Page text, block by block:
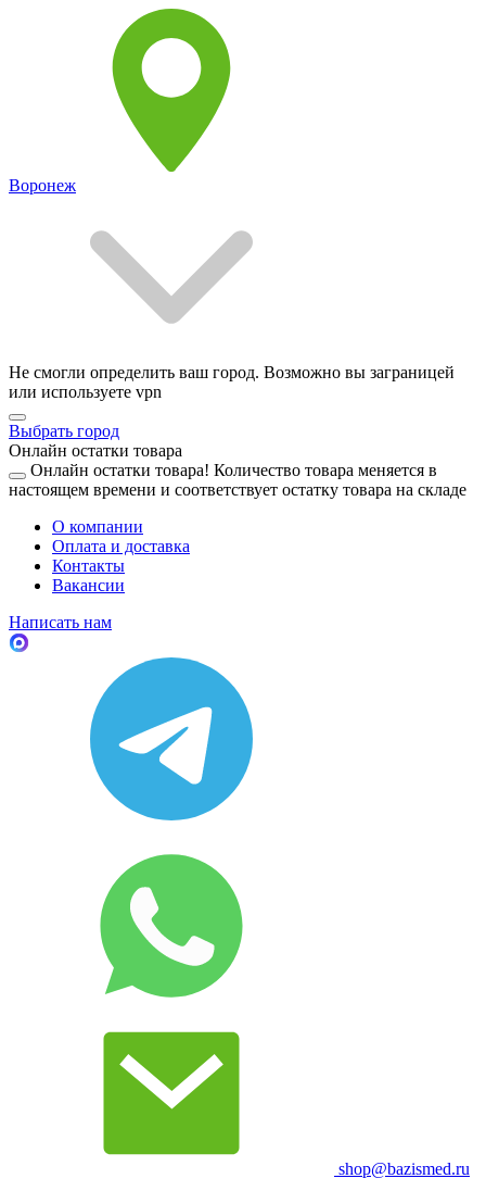
Воронеж
Не смогли определить ваш город. Возможно вы заграницей
или используете vpn
Выбрать город
Онлайн остатки товара
Онлайн остатки товара! Количество товара меняется в
настоящем времени и соответствует остатку товара на складе
О компании
Оплата и доставка
Контакты
Вакансии
Написать нам
shop@bazismed.ru